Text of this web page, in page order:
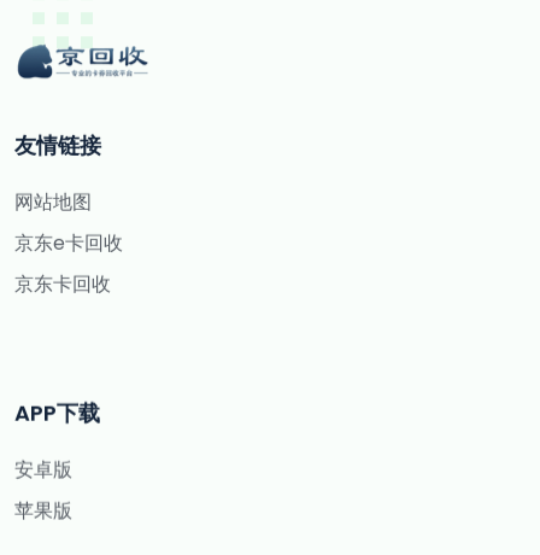
友情链接
网站地图
京东e卡回收
京东卡回收
APP下载
安卓版
苹果版